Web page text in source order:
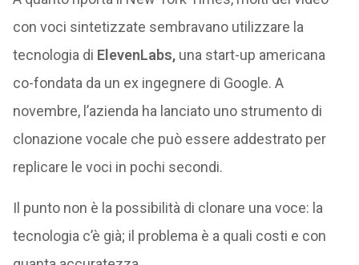
con voci sintetizzate sembravano utilizzare la
tecnologia di ElevenLabs,una start-up americana
co-fondata da un ex ingegnere di Google. A
novembre, l’azienda ha lanciato uno strumento di
clonazione vocale che può essere addestrato per
replicare le voci in pochi secondi.
Il punto non è la possibilità di clonare una voce: la
tecnologia c’è già; il problema è a quali costi e con